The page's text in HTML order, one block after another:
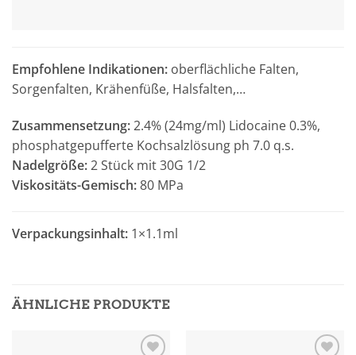
Empfohlene Indikationen: oberflächliche Falten,
Sorgenfalten, Krähenfüße, Halsfalten,…
Zusammensetzung:2.4% (24mg/ml) Lidocaine 0.3%,
phosphatgepufferte Kochsalzlösung ph 7.0 q.s.
Nadelgröße:2 Stück mit 30G 1/2
Viskositäts-Gemisch:80 MPa
Verpackungsinhalt: 1×1.1ml
ÄHNLICHE PRODUKTE